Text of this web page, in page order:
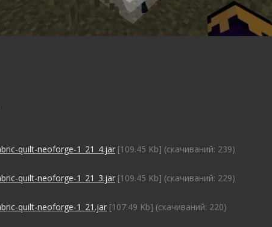
quilt-neoforge-1_21_4.jar [109.45 Kb] (cкачиваний: 239)
quilt-neoforge-1_21_3.jar [109.45 Kb] (cкачиваний: 229)
quilt-neoforge-1_21.jar [107.49 Kb] (cкачиваний: 220)